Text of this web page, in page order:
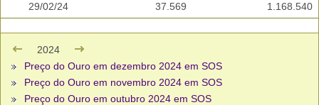
29/02/24 37.569 1.168.540
2024
Preço do Ouro em dezembro 2024 em SOS
Preço do Ouro em novembro 2024 em SOS
Preço do Ouro em outubro 2024 em SOS